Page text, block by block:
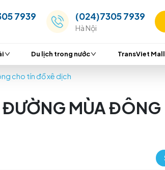
(028)7305 7939
Hà Nội
nước ngoài Du lịch trong nước
ĐƯỜNG